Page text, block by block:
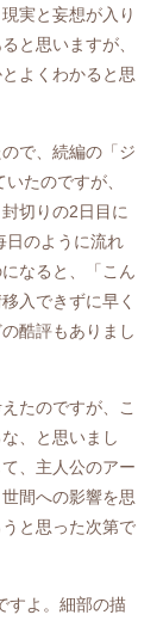
実と妄想が入り
と思いますが、
よくわかると思
で、続編の「ジ
たのですが、
切りの2日目に
日のように流れ
なると、「こん
入できずに早く
酷評もありまし
たのですが、こ
、と思いまし
、主人公のアー
間への影響を思
と思った次第で
すよ。細部の描